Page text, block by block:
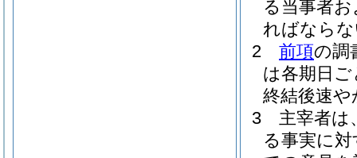
る当事者
ればなら
2
前項の調
は各期日
終結後速
3
主宰者は
る事実に